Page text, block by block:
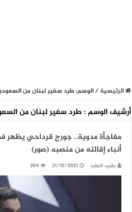
الرئيسية/الوسم:طرد سفير لبنان من
أرشيف الوسم : طرد سفير لبنان من
مفاجأة مدوية.. جورج قرداحي يظهر
أنباء إقالته من منصبه (صور)
رشيد العابد 31/10/2021
204